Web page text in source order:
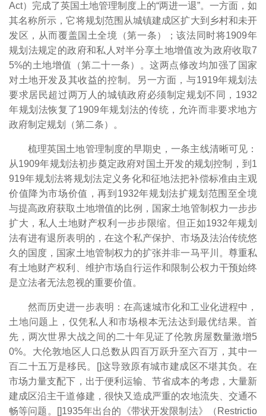
Act）完成了英国土地管理制度上的“两进一退”。一方面，如
其名称所示，它将规划范围从城镇建成区扩大到乡村和未开
发区，从而覆盖国土全境（第一条）；该法同时将1909年
规划法规定的政府和私人对半分享土地增值改为政府收取7
5%的土地增值（第二十一条）。这两点修改均加强了国家
对土地开发及其收益的控制。另一方面，与1919年规划法
要求居民超过两万人的城镇政府必须制定规划不同，1932
年规划法恢复了1909年规划法的传统，允许而非要求地方
政府制定规划（第二条）。
梳理英国土地管理制度的早期史，一条主线清晰可见：
从1909年规划法初步奠定政府对国土开发的规划控制，到1
919年规划法将规划法定义务化和征地法把补偿标准由主观
价值降为市场价值，再到1932年规划法扩规划范围至全境
与提高政府获取土地增值的比例，国家土地管制权力一步步
扩大，私人土地财产权利一步步限缩。但正如1932年规划
法有进有退所表明的，在这个私产保护、市场及法治传统悠
久的国度，国家土地管制权力的扩张并非一马平川。尊重私
有土地财产权利、维护市场自行运作和限制公权力干预始终
是立法者无法忽视的重要价值。
然而历史进一步表明：在高速城市化和工业化进程中，
土地问题上，仅凭私人和市场根本无法达到最优结果。首
先，两次世界大战之间的二十年见证了伦敦房屋数量激增5
0%。大伦敦地区人口总数从四百万跃升至六百万，其中一
百二十五万是移民。[]这导致原有城市建成区不堪其负。在
市场力量支配下，出于便利运输、节省成本的考虑，大量新
建成区沿主干道修建，很快又造成严重的农地流失、交通不
畅等问题。[]1935年出台的《带状开发限制法》（Restrictio